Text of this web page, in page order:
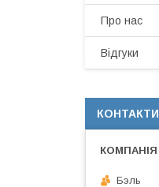
Про нас
Відгуки
КОНТАКТИ
Бэль